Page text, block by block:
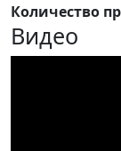
Количество
Видео